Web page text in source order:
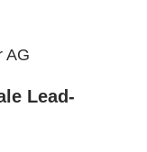
AG
Lead-